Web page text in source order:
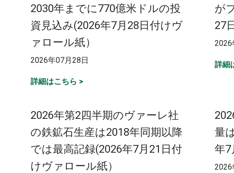
2030年までに770億米ドルの投
資見込み(2026年7月28日付けヴ
ァロール紙）
2026年07月28日
詳細はこちら >
が
27
2026
詳細
2026年第2四半期のヴァーレ社
の鉄鉱石生産は2018年同期以降
では最高記録(2026年7月21日付
けヴァロール紙）
量
年7
2026